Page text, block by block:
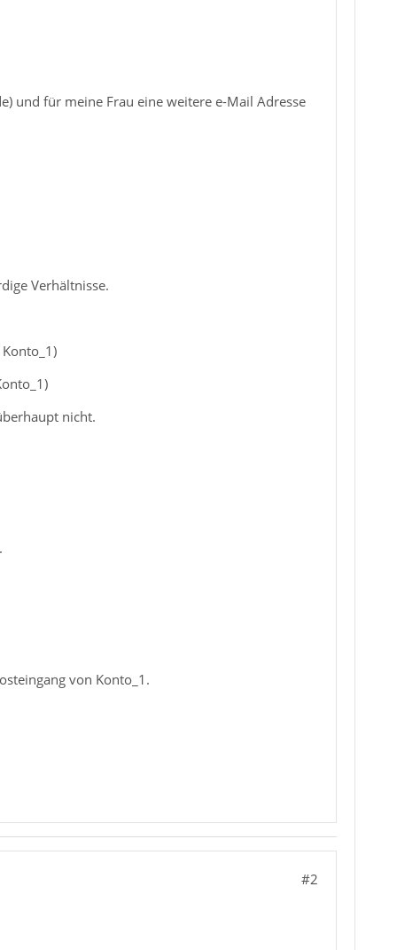
und für meine Frau eine weitere e-Mail Adresse
Verhältnisse.
nicht.
von Konto_1.
#2